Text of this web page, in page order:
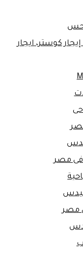
اتوبيس 33 ايجار اتوبيس 28، إيجار كوستر، ايجار
فى مصر
مصر